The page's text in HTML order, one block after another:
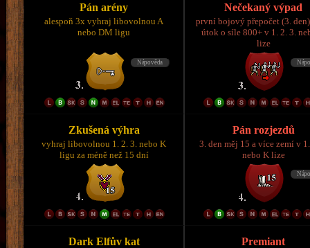
Pán arény
alespoň 3x vyhraj libovolnou A
nebo DM ligu
Nečekaný výpad
první bojový přepočet (3.
útok o síle 800+ v 1. 2. 3.
lize
Zkušená výhra
vyhraj libovolnou 1. 2. 3. nebo K
ligu za méně než 15 dní
Pán rozjezdů
3. den měj 15 a více zemí v
nebo K lize
Dark Elfův kat Premiant